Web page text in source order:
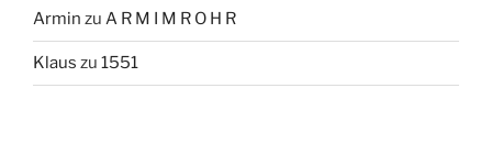
Armin zu A R M I M R O H R
Klaus zu 1551